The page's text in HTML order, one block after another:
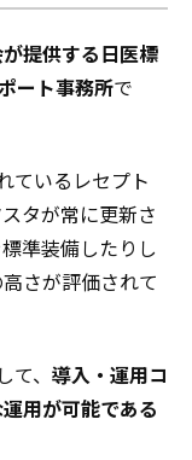
提供する日医標
ート事務所で
ているレセプト
タが常に更新さ
準装備したりし
さが評価されて
、 導入・運用コ
用が可能である